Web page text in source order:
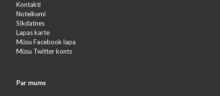
Kontakti
Noteikumi
Sīkdatnes
Lapas karte
Mūsu Facebook lapa
Mūsu Twitter konts
Par mums